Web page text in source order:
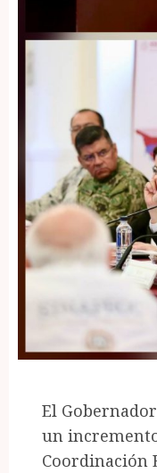
El
un
Coordinación